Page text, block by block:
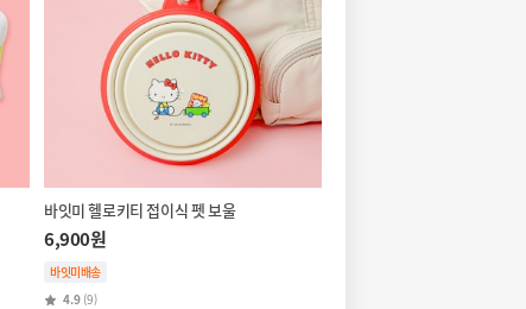
바잇미 헬로키티 접이식 펫 보울
6,900원
바잇미배송
4.9 (9)